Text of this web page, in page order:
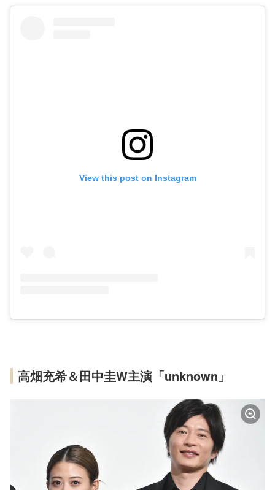
View this post on Instagram
高畑充希＆田中圭W主演「unknown」